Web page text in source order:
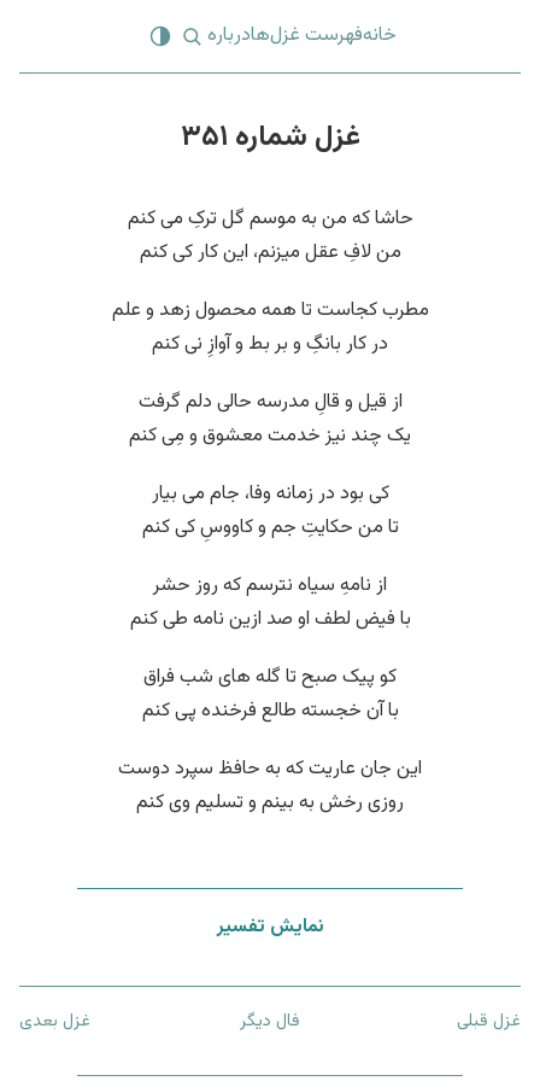
خانهفهرست غزل‌هادرباره
غزل شماره ۳۵۱
حاشا که من به موسم گل ترکِ می کنم
من لافِ عقل میزنم، این کار کی کنم
مطرب کجاست تا همه محصول زهد و علم
در کار بانگِ و بر بط و آوازِ نی کنم
از قیل و قالِ مدرسه حالی دلم گرفت
یک چند نیز خدمت معشوق و مِی کنم
کی بود در زمانه وفا، جام می بیار
تا من حکایتِ جم و کاووسِ کی کنم
از نامهِ سیاه نترسم که روز حشر
با فیض لطف او صد ازین نامه طی کنم
کو پیک صبح تا گله های شب فراق
با آن خجسته طالع فرخنده پی کنم
این جان عاریت که به حافظ سپرد دوست
روزی رخش به بینم و تسلیم وی کنم
نمایش تفسیر
غزل قبلی فال دیگر غزل بعدی